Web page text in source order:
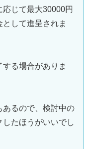
じて最大30000円
して進呈されま
る場合がありま
あるので、検討中の
たほうがいいでし